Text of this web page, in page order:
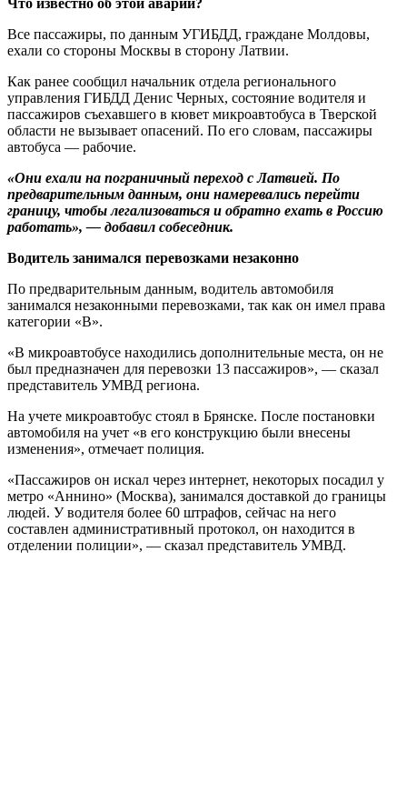
Что известно об этой аварии?
Все пассажиры, по данным УГИБДД, граждане Молдовы,
ехали со стороны Москвы в сторону Латвии.
Как ранее сообщил начальник отдела регионального
управления ГИБДД Денис Черных, состояние водителя и
пассажиров съехавшего в кювет микроавтобуса в Тверской
области не вызывает опасений. По его словам, пассажиры
автобуса — рабочие.
«Они ехали на пограничный переход с Латвией. По
предварительным данным, они намеревались перейти
границу, чтобы легализоваться и обратно ехать в Россию
работать», — добавил собеседник.
Водитель занимался перевозками незаконно
По предварительным данным, водитель автомобиля
занимался незаконными перевозками, так как он имел права
категории «В».
«В микроавтобусе находились дополнительные места, он не
был предназначен для перевозки 13 пассажиров», — сказал
представитель УМВД региона.
На учете микроавтобус стоял в Брянске. После постановки
автомобиля на учет «в его конструкцию были внесены
изменения», отмечает полиция.
«Пассажиров он искал через интернет, некоторых посадил у
метро «Аннино» (Москва), занимался доставкой до границы
людей. У водителя более 60 штрафов, сейчас на него
составлен административный протокол, он находится в
отделении полиции», — сказал представитель УМВД.